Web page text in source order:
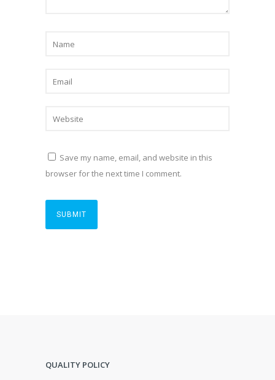
Save my name, email, and website in this
browser for the next time I comment.
QUALITY POLICY